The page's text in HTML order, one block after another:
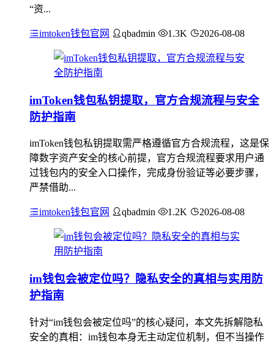
“资...
imtoken钱包官网 qbadmin 1.3K 2026-08-08
imToken钱包私钥提取，官方合规流程与安全
防护指南
imToken钱包私钥提取需严格遵循官方合规流程，这是保
障数字资产安全的核心前提，官方合规流程要求用户通
过钱包内的安全入口操作，完成身份验证等必要步骤，
严禁借助...
imtoken钱包官网 qbadmin 1.2K 2026-08-08
im钱包会被定位吗？隐私安全的真相与实用防
护指南
针对“im钱包会被定位吗”的核心疑问，本文先拆解隐私
安全的真相：im钱包本身无主动定位机制，但不当操作